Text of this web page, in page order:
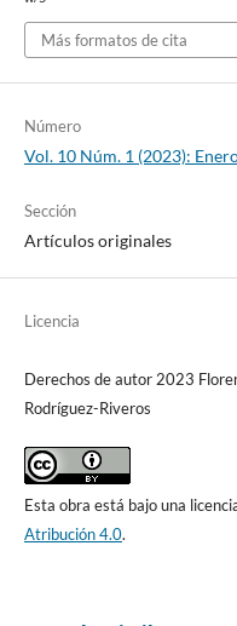
Más formatos de cita
Número
Vol. 10 Núm. 1 (2023):
Sección
Artículos originales
Licencia
Derechos de autor 2023
Rodríguez-Riveros
Esta obra está bajo una
Atribución 4.0.